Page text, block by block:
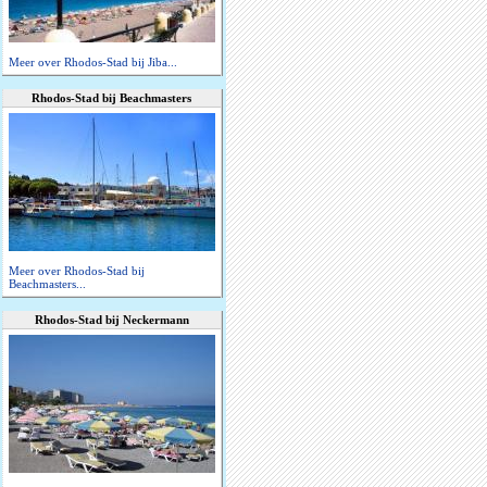
Meer over Rhodos-Stad bij Jiba...
Rhodos-Stad bij Beachmasters
Meer over Rhodos-Stad bij
Beachmasters...
Rhodos-Stad bij Neckermann